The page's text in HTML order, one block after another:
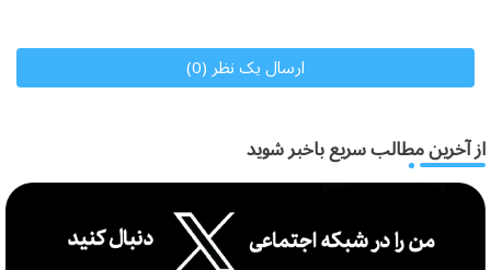
ارسال یک نظر (0)
از آخرین مطالب سریع باخبر شوید